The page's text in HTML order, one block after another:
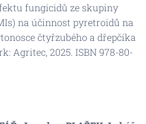
fungicidů ze skupiny
na účinnost pyretroidů na
čtyřzubého a dřepčíka
Agritec, 2025. ISBN 978-80-